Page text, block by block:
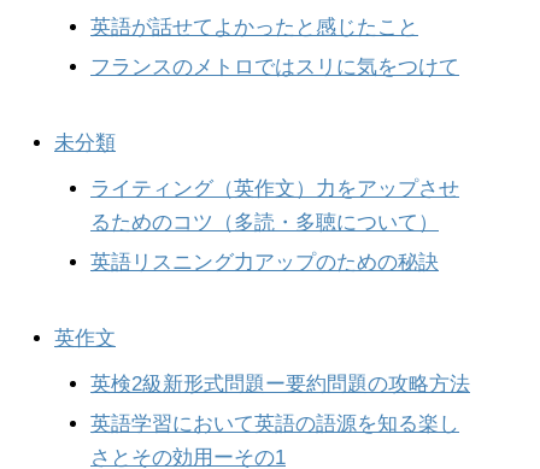
英語が話せてよかったと感じたこと
フランスのメトロではスリに気をつけて
未分類
ライティング（英作文）力をアップさせ
るためのコツ（多読・多聴について）
英語リスニング力アップのための秘訣
英作文
英検2級新形式問題ー要約問題の攻略方法
英語学習において英語の語源を知る楽し
さとその効用ーその1